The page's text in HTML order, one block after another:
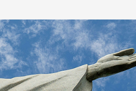
Thresold
T-Molding
Ver todos